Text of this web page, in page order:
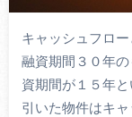
キャッシュフロ
融資期間３０年
資期間が１５年
引いた物件はキ